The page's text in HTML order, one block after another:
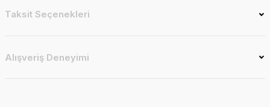
Taksit Seçenekleri
Alışveriş Deneyimi